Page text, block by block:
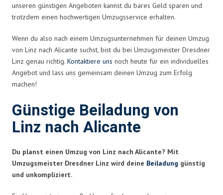
unseren günstigen Angeboten kannst du bares Geld sparen und
trotzdem einen hochwertigen Umzugsservice erhalten.
Wenn du also nach einem Umzugsunternehmen für deinen Umzug
von Linz nach Alicante suchst, bist du bei Umzugsmeister Dresdner
Linz genau richtig. Kontaktiere uns noch heute für ein individuelles
Angebot und lass uns gemeinsam deinen Umzug zum Erfolg
machen!
Günstige Beiladung von
Linz nach Alicante
Du planst einen Umzug von Linz nach Alicante? Mit
Umzugsmeister Dresdner Linz wird deine Beiladung günstig
und unkompliziert.